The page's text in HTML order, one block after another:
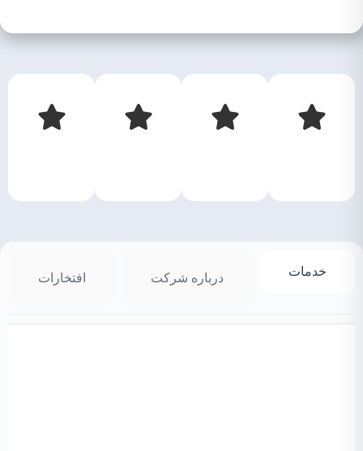
خدمات درباره شرکت افتخارات